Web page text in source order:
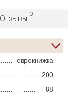
Отзывы
0
еврокнижка
200
88